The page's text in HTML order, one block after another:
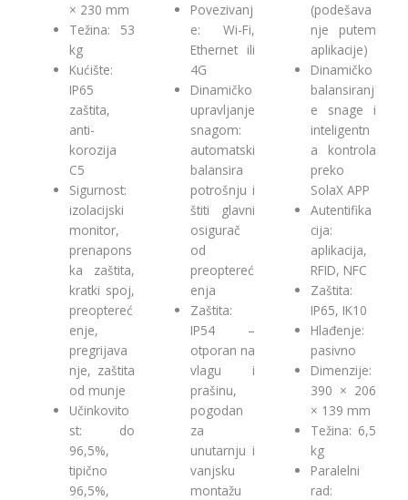
× 230 mm
Težina: 53
kg
Kućište:
IP65
zaštita,
anti-
korozija
C5
Sigurnost:
izolacijski
monitor,
prenapons
ka zaštita,
kratki spoj,
preoptereć
enje,
pregrijava
nje, zaštita
od munje
Učinkovito
st: do
96,5%,
tipično
96,5%,
Povezivanj
e: Wi-Fi,
Ethernet ili
4G
Dinamičko
upravljanje
snagom:
automatski
balansira
potrošnju i
štiti glavni
osigurač
od
preoptereć
enja
Zaštita:
IP54 –
otporan na
vlagu i
prašinu,
pogodan
za
unutarnju i
vanjsku
montažu
(podešava
nje putem
aplikacije)
Dinamičko
balansiranj
e snage i
inteligentn
a kontrola
preko
SolaX APP
Autentifika
cija:
aplikacija,
RFID, NFC
Zaštita:
IP65, IK10
Hlađenje:
pasivno
Dimenzije:
390 × 206
× 139 mm
Težina: 6,5
kg
Paralelni
rad: